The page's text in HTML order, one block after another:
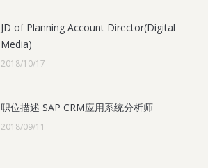
JD of Planning Account Director(Digital
Media)
2018/10/17
职位描述 SAP CRM应用系统分析师
2018/09/11